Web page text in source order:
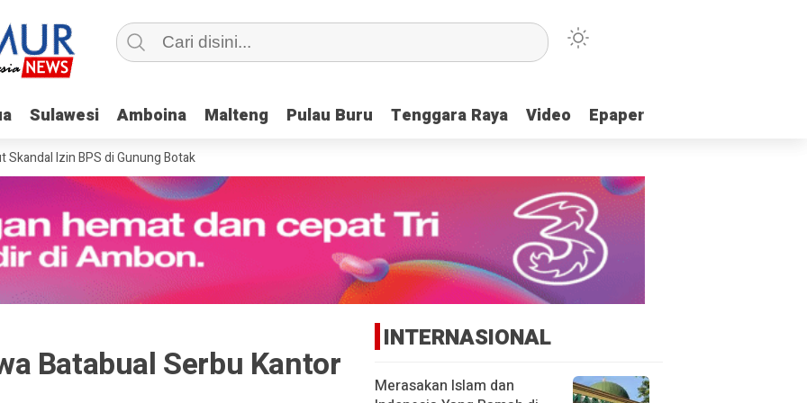
Sulawesi Amboina Malteng Pulau Buru Tenggara Raya Video Epaper
Sulawesi Amboina Malteng Pulau Buru Tenggara Raya Video Epaper
Izin BPS di Gunung Botak
Batabual Serbu Kantor
INTERNASIONAL
Merasakan Islam dan